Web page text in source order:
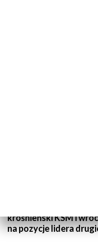
krośnieński KSM i
na pozycje lidera